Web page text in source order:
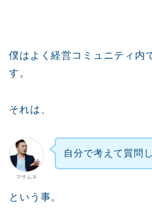
僕はよく経営コミュニティ内
す。
それは、
マサムネ
自分で考えて質問
という事。